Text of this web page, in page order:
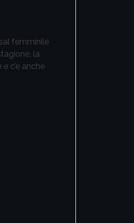
femminile
la
c’è anche